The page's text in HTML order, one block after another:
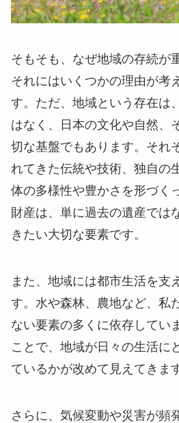
そもそも、なぜ地域の存続が
それにはいくつかの理由が考
す。ただ、地域という存在は
はなく、日本の文化や自然、
切な基盤でもあります。それ
れてきた伝統や技術、独自の
体の多様性や豊かさを形づく
財産は、単に過去の遺産では
きたい大切な要素です。
また、地域には都市生活を支
す。水や森林、農地など、私
ない要素の多くに依存してい
ことで、地域が日々の生活に
ているかが改めて見えてきま
さらに、気候変動や災害が頻